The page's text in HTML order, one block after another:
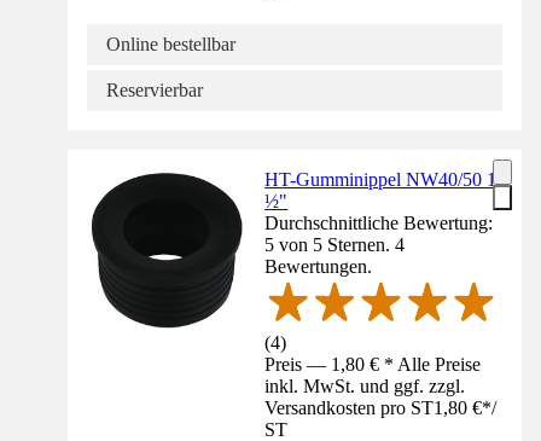
Online bestellbar
Reservierbar
HT-Gumminippel NW40/50 1
½"
Durchschnittliche Bewertung:
5 von 5 Sternen. 4
Bewertungen.
(4)
Preis — 1,80 € * Alle Preise
inkl. MwSt. und ggf. zzgl.
Versandkosten pro ST1,80 €*/
ST